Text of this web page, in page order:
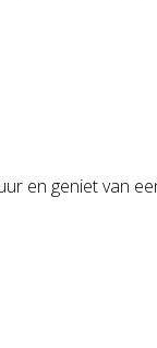
en geniet van